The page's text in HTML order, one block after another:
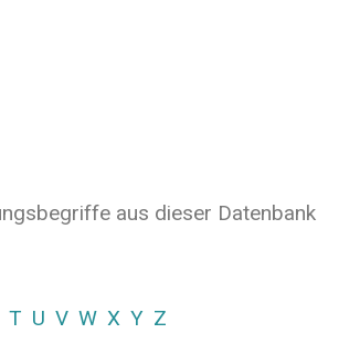
aus dieser Datenbank
T U V W X Y Z